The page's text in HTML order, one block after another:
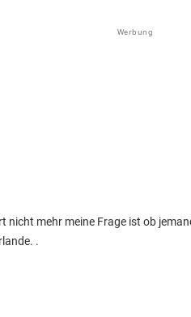
Werbung
mehr meine Frage ist ob
.